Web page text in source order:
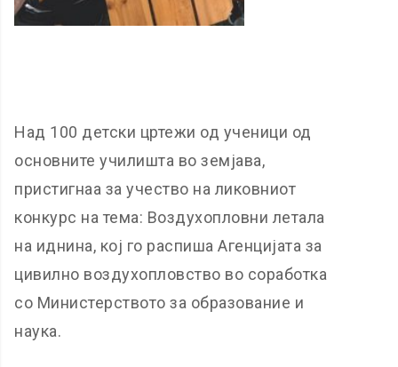
Над 100 детски цртежи од ученици од
основните училишта во земјава,
пристигнаа за учество на ликовниот
конкурс на тема: Воздухопловни летала
на иднина, кој го распиша Агенцијата за
цивилно воздухопловство во соработка
со Министерството за образование и
наука.